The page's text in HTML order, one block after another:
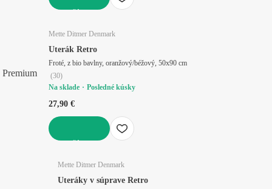
Premium
Mette Ditmer Denmark
Uterák Retro
Froté, z bio bavlny, oranžový/béžový, 50x90 cm
(30)
Na sklade
Posledné kúsky
27,90 €
Mette Ditmer Denmark
Uteráky v súprave Retro